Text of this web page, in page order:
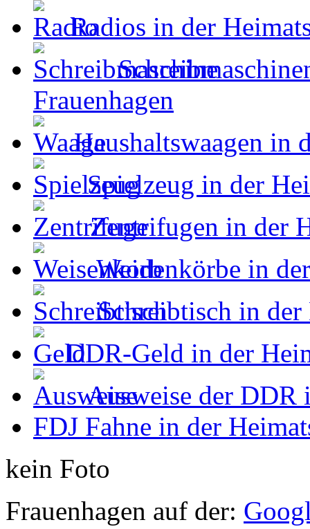
Radios in der
Frauenhagen
Haushaltswaagen in
Spielzeug in der
Zentrifugen in der
Weidenkörbe in
Schreibtisch in der
DDR-Geld in der
Ausweise der DDR
FDJ Fahne in der
kein Foto
Frauenhagen auf der: